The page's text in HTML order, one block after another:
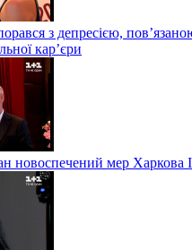
з депресією,
кар’єри
новоспечений мер Харкова